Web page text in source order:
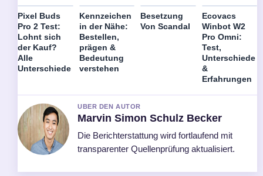
Pixel Buds
Pro 2 Test:
Lohnt sich
der Kauf?
Alle
Unterschiede
Kennzeichen
in der Nähe:
Bestellen,
prägen &
Bedeutung
verstehen
Besetzung
Von Scandal
Ecovacs
Winbot W2
Pro Omni:
Test,
Unterschiede
&
Erfahrungen
UBER DEN AUTOR
Marvin Simon Schulz Becker
Die Berichterstattung wird fortlaufend mit
transparenter Quellenprüfung aktualisiert.